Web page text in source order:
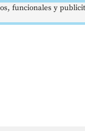
funcionales y